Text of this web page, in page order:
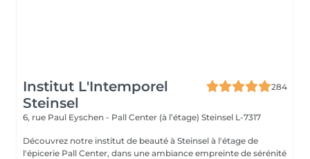
Institut L'Intemporel
Steinsel
284
6, rue Paul Eyschen - Pall Center (à l’étage) Steinsel L-7317
Découvrez notre institut de beauté à Steinsel à l'étage de
l'épicerie Pall Center, dans une ambiance empreinte de sérénité